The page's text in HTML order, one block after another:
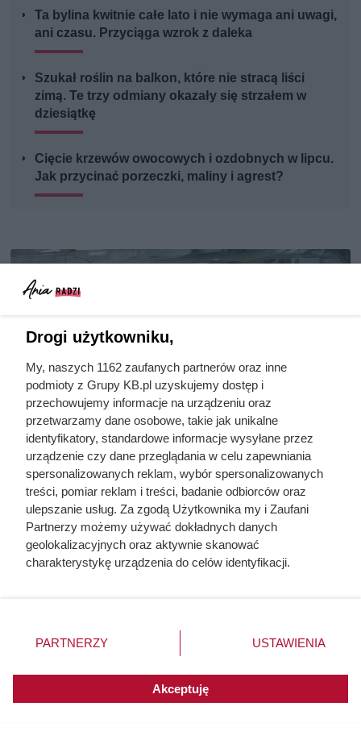
Ta bylina kwitnie całe lato i nie wymaga ani uwagi,
ani czasu. Przyciąga wzrok z daleka
Szukał roślin na balkon, które nie stracą liści
zimą. Te trzy odmiany okazały się strzałem w
dziesiątkę
Cięcie krzewów owocowych i ozdobnych w lipcu.
Jak przycinać porzeczki, maliny i agrest?
Dziennikarze ujawnili
pochodzenie mięsa z Dino. Klienci
zaskoczeni
Drogi użytkowniku,
My, naszych 1162 zaufanych partnerów oraz inne
podmioty z Grupy KB.pl uzyskujemy dostęp i
przechowujemy informacje na urządzeniu oraz
przetwarzamy dane osobowe, takie jak unikalne
identyfikatory, standardowe informacje wysyłane przez
urządzenie czy dane przeglądania w celu zapewniania
spersonalizowanych reklam, wybór spersonalizowanych
treści, pomiar reklam i treści, badanie odbiorców oraz
ulepszanie usług. Za zgodą Użytkownika my i Zaufani
Partnerzy możemy używać dokładnych danych
geolokalizacyjnych oraz aktywnie skanować
charakterystykę urządzenia do celów identyfikacji.
zmienić/wycofać klikając przycisk ustawień prywatności
znajdujący się w lewym dolnym rogu strony. Niektóre
użytkownika, ale masz prawo sprzeciwić się takiemu
przetwarzaniu. Preferencje będą miały zastosowania do
PARTNERZY USTAWIENIA
Akceptuję